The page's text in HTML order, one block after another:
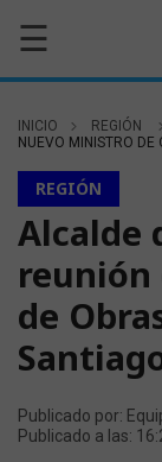
☰
INICIO REGIÓN
NUEVO MINISTRO DE
REGIÓN
Alcalde
de
Publicado por:
Publicado a las: